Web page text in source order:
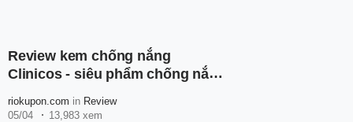
Review kem chống nắng
Clinicos - siêu phẩm chống nắng
riokupon.com in Review
05/04
13,983 xem